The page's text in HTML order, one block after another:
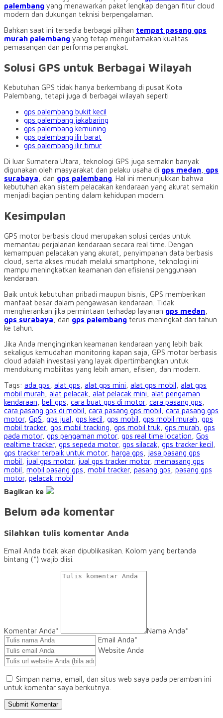
palembang yang menawarkan paket lengkap dengan fitur cloud
modern dan dukungan teknisi berpengalaman.
Bahkan saat ini tersedia berbagai pilihan tempat pasang gps
murah palembang yang tetap mengutamakan kualitas
pemasangan dan performa perangkat.
Solusi GPS untuk Berbagai Wilayah
Kebutuhan GPS tidak hanya berkembang di pusat Kota
Palembang, tetapi juga di berbagai wilayah seperti
gps palembang bukit kecil
gps palembang jakabaring
gps palembang kemuning
gps palembang ilir barat
gps palembang ilir timur
Di luar Sumatera Utara, teknologi GPS juga semakin banyak
digunakan oleh masyarakat dan pelaku usaha di gps medan gps
surabaya , dan gps palembang . Hal ini menunjukkan bahwa
kebutuhan akan sistem pelacakan kendaraan yang akurat semakin
menjadi bagian penting dalam kehidupan modern.
Kesimpulan
GPS motor berbasis cloud merupakan solusi cerdas untuk
memantau perjalanan kendaraan secara real time. Dengan
kemampuan pelacakan yang akurat, penyimpanan data berbasis
cloud, serta akses mudah melalui smartphone, teknologi ini
mampu meningkatkan keamanan dan efisiensi penggunaan
kendaraan.
Baik untuk kebutuhan pribadi maupun bisnis, GPS memberikan
manfaat besar dalam pengawasan kendaraan. Tidak
mengherankan jika permintaan terhadap layanan gps medan
gps surabaya , dan gps palembang terus meningkat dari tahun
ke tahun.
Jika Anda menginginkan keamanan kendaraan yang lebih baik
sekaligus kemudahan monitoring kapan saja, GPS motor berbasis
cloud adalah investasi yang layak dipertimbangkan untuk
mendukung mobilitas yang lebih aman, efisien, dan modern.
Tags: ada gps alat gps alat gps mini alat gps mobil
alat gps
mobil murah
alat pelacak alat pelacak mini
alat pengaman
kendaraan beli gps cara buat gps di motor, cara pasang gps
cara pasang gps di mobil cara pasang gps mobil cara pasang gps
motor, GpS gps jual gps kecil gps mobil gps mobil murah gps
mobil tracker, gps mobil tracking gps mobil truk gps murah gps
pada motor, gps pengaman motor, gps real time location Gps
realtime tracker, gps sepeda motor, gps silacak gps tracker kecil
gps tracker terbaik untuk motor, harga gps
jasa pasang gps
mobil
jual gps motor, jual gps tracker motor, memasang gps
mobil mobil pasang gps mobil tracker, pasang gps pasang gps
motor, pelacak mobil
Bagikan ke
Belum ada komentar
Silahkan tulis komentar Anda
Email Anda tidak akan dipublikasikan. Kolom yang bertanda
bintang (*) wajib diisi.
Komentar Anda* Nama Anda*
Email Anda*
Website Anda
Simpan nama, email, dan situs web saya pada peramban ini
untuk komentar saya berikutnya.